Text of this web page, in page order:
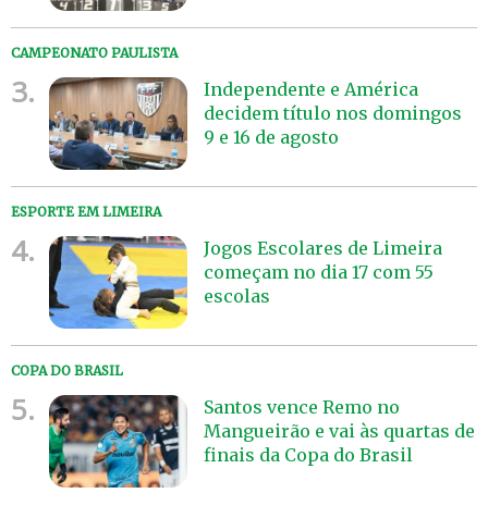
CAMPEONATO PAULISTA
3.
Independente e América
decidem título nos domingos
9 e 16 de agosto
ESPORTE EM LIMEIRA
4.
Jogos Escolares de Limeira
começam no dia 17 com 55
escolas
COPA DO BRASIL
5.
Santos vence Remo no
Mangueirão e vai às quartas de
finais da Copa do Brasil